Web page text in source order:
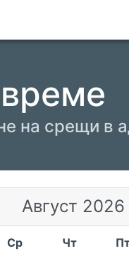
на срещи в
Август 2026
Ср Чт